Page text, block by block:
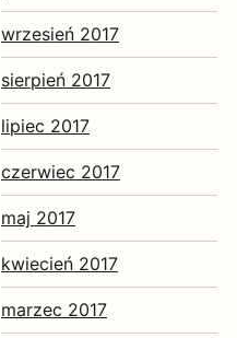
wrzesień 2017
sierpień 2017
lipiec 2017
czerwiec 2017
maj 2017
kwiecień 2017
marzec 2017